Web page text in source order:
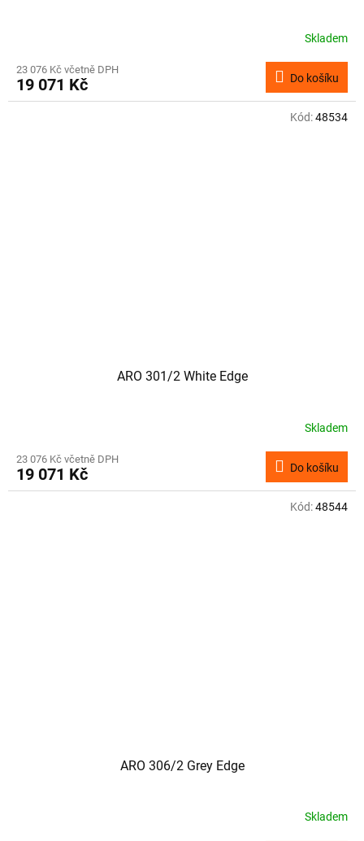
Skladem
23 076 Kč včetně DPH
19 071 Kč Do košíku
ARO 301/2 White Edge
Skladem
23 076 Kč včetně DPH
19 071 Kč Do košíku
Kód:48534
ARO 306/2 Grey Edge
Skladem
Kód:48544